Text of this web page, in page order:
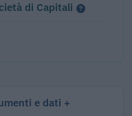
di Capitali
e dati